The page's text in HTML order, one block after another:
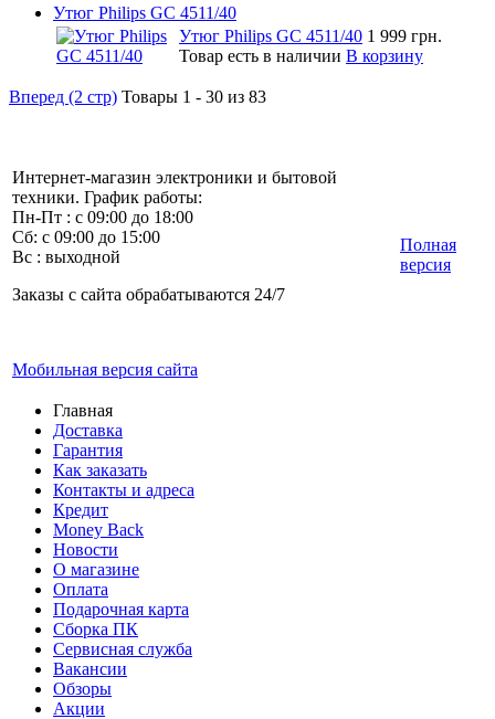
Утюг Philips GC 4511/40
Утюг Philips GC 4511/40 1 999 грн.
Товар есть в наличии В корзину
Вперед (2 стр) Товары 1 - 30 из 83
Интернет-магазин электроники и бытовой
техники. График работы:
Пн-Пт : с 09:00 до 18:00
Сб: с 09:00 до 15:00
Вс : выходной
Заказы с сайта обрабатываются 24/7
Мобильная версия сайта
Полная
версия
Главная
Доставка
Гарантия
Как заказать
Контакты и адреса
Кредит
Money Back
Новости
О магазине
Оплата
Подарочная карта
Сборка ПК
Сервисная служба
Вакансии
Обзоры
Акции